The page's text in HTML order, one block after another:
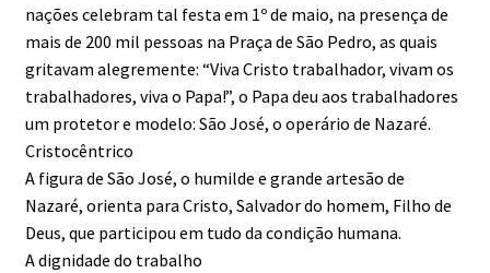
nações celebram tal festa em 1º de maio, na presença de
mais de 200 mil pessoas na Praça de São Pedro, as quais
gritavam alegremente: “Viva Cristo trabalhador, vivam os
trabalhadores, viva o Papa!”, o Papa deu aos trabalhadores
um protetor e modelo: São José, o operário de Nazaré.
Cristocêntrico
A figura de São José, o humilde e grande artesão de
Nazaré, orienta para Cristo, Salvador do homem, Filho de
Deus, que participou em tudo da condição humana.
A dignidade do trabalho